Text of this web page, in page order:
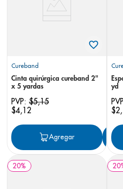
Cureband
Cinta quirúrgica cureband 2"
x 5 yardas
PVP: $5,15
$4,12
Agregar
yd
$2,
20% 20